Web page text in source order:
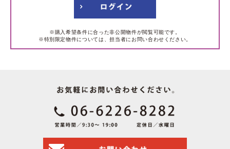
※購入希望条件に合った非公開物件が閲覧可能です。
※特別限定物件については、担当者にお問い合わせください。